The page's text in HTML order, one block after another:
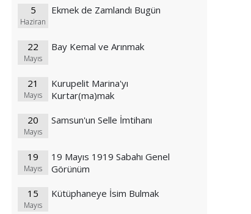
5
Haziran
Ekmek de Zamlandı Bugün
22
Mayıs
Bay Kemal ve Arınmak
21
Mayıs
Kurupelit Marina'yı
Kurtar(ma)mak
20
Mayıs
Samsun'un Selle İmtihanı
19
Mayıs
19 Mayıs 1919 Sabahı Genel
Görünüm
15
Mayıs
Kütüphaneye İsim Bulmak